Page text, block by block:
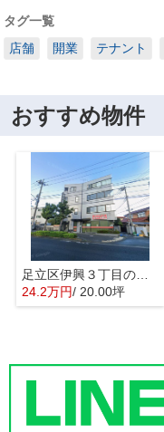
タグ一覧
店舗
開業 テナント
おすすめ物件
足立区伊興３丁目の店舗事務所
24.2万円/ 20.00坪